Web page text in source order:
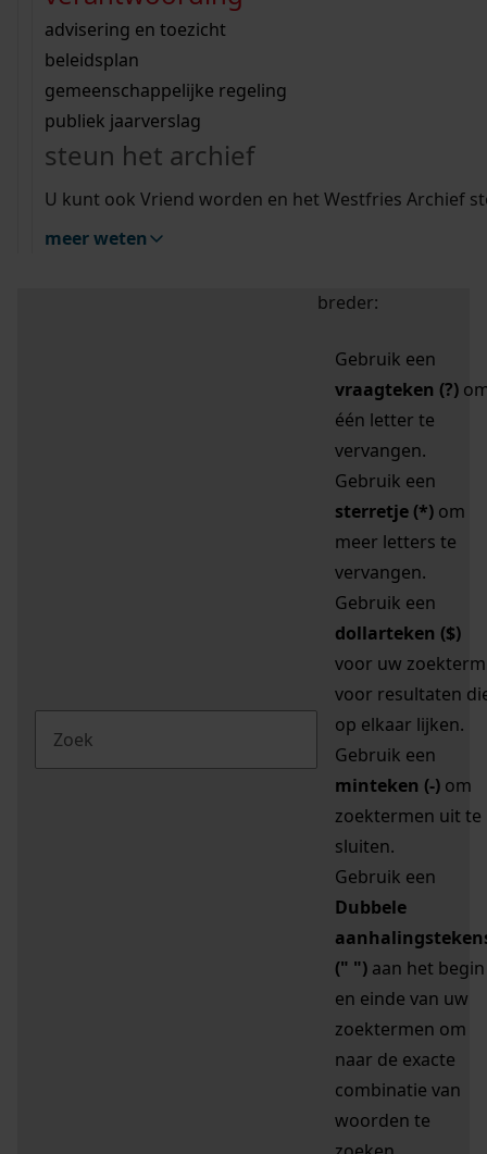
bouwvergunningen
omgevingsvergunningen
vergunningen
beeld en geluid
uitleg nodig?
Wij helpen u op weg met een aantal zoektips.
bekijk alle zoektips
Wij helpen u op weg met een aantal zoektips.
bekijk alle zoektips
bekijk ons geschiedenislokaal
advisering en toezicht
beleidsplan
gemeenschappelijke regeling
publiek jaarverslag
steun het archief
U kunt ook Vriend worden en het Westfries Archief
meer weten
zoektips
Mijn Studiezaal (inloggen)
uw zoekopdracht te
breder:
Gebruik een
vraagteken (?)
één letter te
vervangen.
Gebruik een
sterretje (*) om
meer letters te
vervangen.
Gebruik een
dollarteken ($)
voor uw zoekterm
voor resultaten
op elkaar lijken.
Gebruik een
minteken (-) om
zoektermen uit te
sluiten.
Gebruik een
Dubbele
(" ") aan het begin
en einde van uw
zoektermen om
naar de exacte
combinatie van
woorden te